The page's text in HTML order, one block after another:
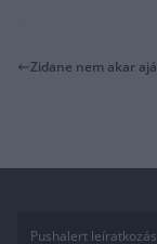
Zidane nem akar
Pushalert leíratkozás